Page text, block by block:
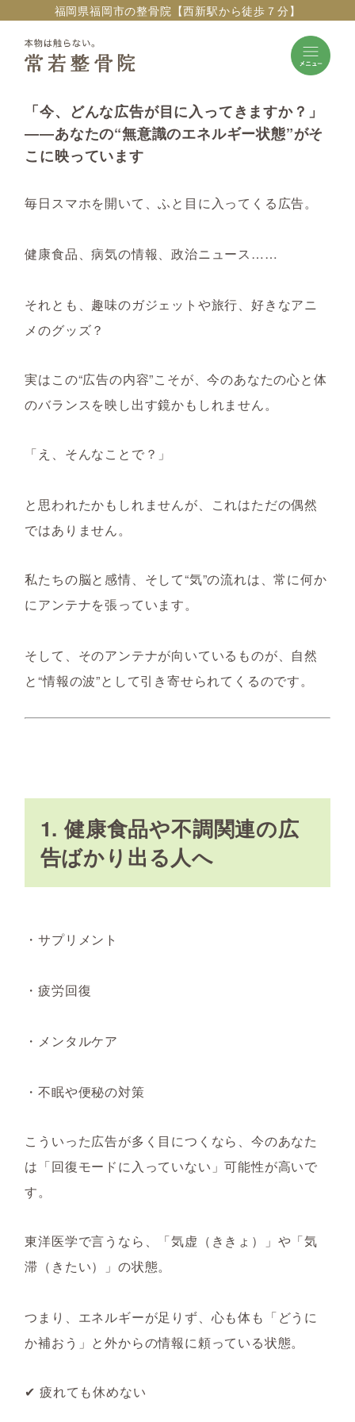
福岡県福岡市の整骨院【西新駅から徒歩７分】
「今、どんな広告が目に入ってきますか？」
――あなたの“無意識のエネルギー状態”がそ
こに映っています
毎日スマホを開いて、ふと目に入ってくる広告。
健康食品、病気の情報、政治ニュース……
それとも、趣味のガジェットや旅行、好きなアニ
メのグッズ？
実はこの“広告の内容”こそが、今のあなたの心と体
のバランスを映し出す鏡かもしれません。
「え、そんなことで？」
と思われたかもしれませんが、これはただの偶然
ではありません。
私たちの脳と感情、そして“気”の流れは、常に何か
にアンテナを張っています。
そして、 そのアンテナが向いているものが、自然
と“情報の波”として引き寄せられてくるのです。
1. 健康食品や不調関連の広
告ばかり出る人へ
・サプリメント
・疲労回復
・メンタルケア
・不眠や便秘の対策
こういった広告が多く目につくなら、今のあなた
は「回復モードに入っていない」可能性が高いで
す。
東洋医学で言うなら、
「気虚（ききょ）」や「気
滞（きたい）」の状態。
つまり、エネルギーが足りず、心も体も「どうに
か補おう」と外からの情報に頼っている状態。
✔ 疲れても休めない